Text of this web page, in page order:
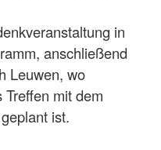
in
anschließend
Leuwen, wo
mit dem
ist.